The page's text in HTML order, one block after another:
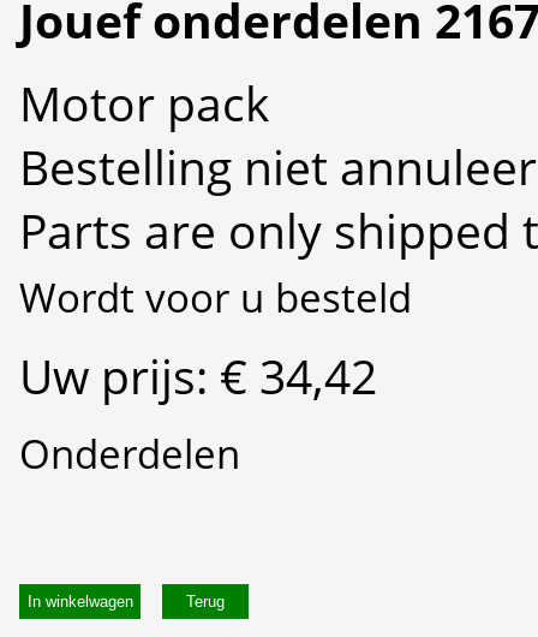
Jouef onderdelen
Motor pack
Bestelling niet
Parts are only shipped
Wordt voor u besteld
Uw prijs: € 34,42
Onderdelen
In winkelwagen